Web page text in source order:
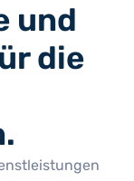
und
die